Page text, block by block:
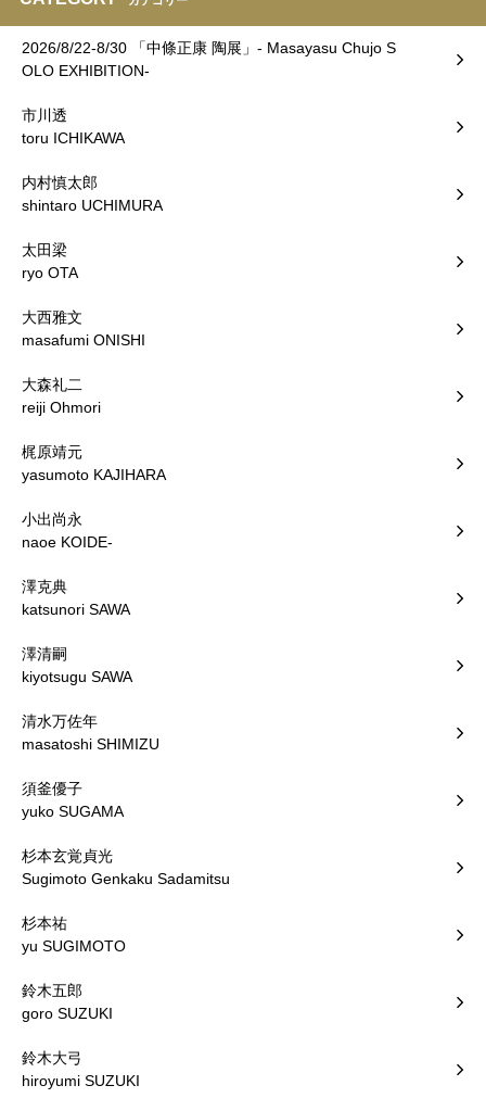
2026/8/22-8/30 「中條正康 陶展」- Masayasu Chujo S
OLO EXHIBITION-
市川透
toru ICHIKAWA
内村慎太郎
shintaro UCHIMURA
太田梁
ryo OTA
大西雅文
masafumi ONISHI
大森礼二
reiji Ohmori
梶原靖元
yasumoto KAJIHARA
小出尚永
naoe KOIDE-
澤克典
katsunori SAWA
澤清嗣
kiyotsugu SAWA
清水万佐年
masatoshi SHIMIZU
須釜優子
yuko SUGAMA
杉本玄覚貞光
Sugimoto Genkaku Sadamitsu
杉本祐
yu SUGIMOTO
鈴木五郎
goro SUZUKI
鈴木大弓
hiroyumi SUZUKI